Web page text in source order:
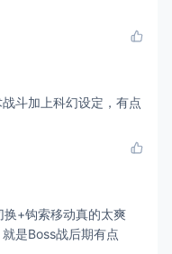
斗加上科幻设定，有点
+钩索移动真的太爽
是Boss战后期有点